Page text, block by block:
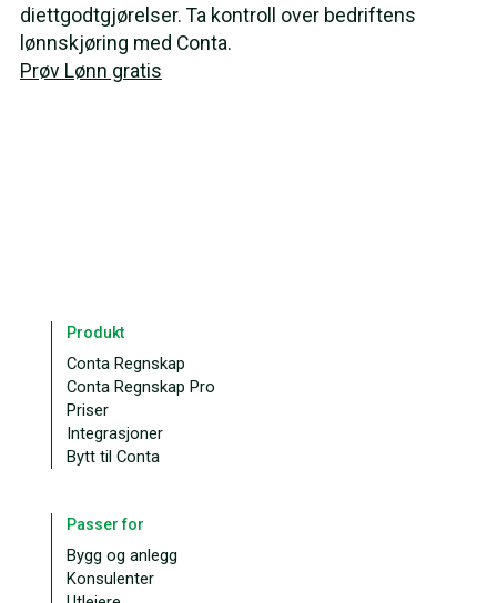
diettgodtgjørelser. Ta kontroll over bedriftens
lønnskjøring med Conta.
Prøv Lønn gratis
Produkt
Conta Regnskap
Conta Regnskap Pro
Priser
Integrasjoner
Bytt til Conta
Passer for
Bygg og anlegg
Konsulenter